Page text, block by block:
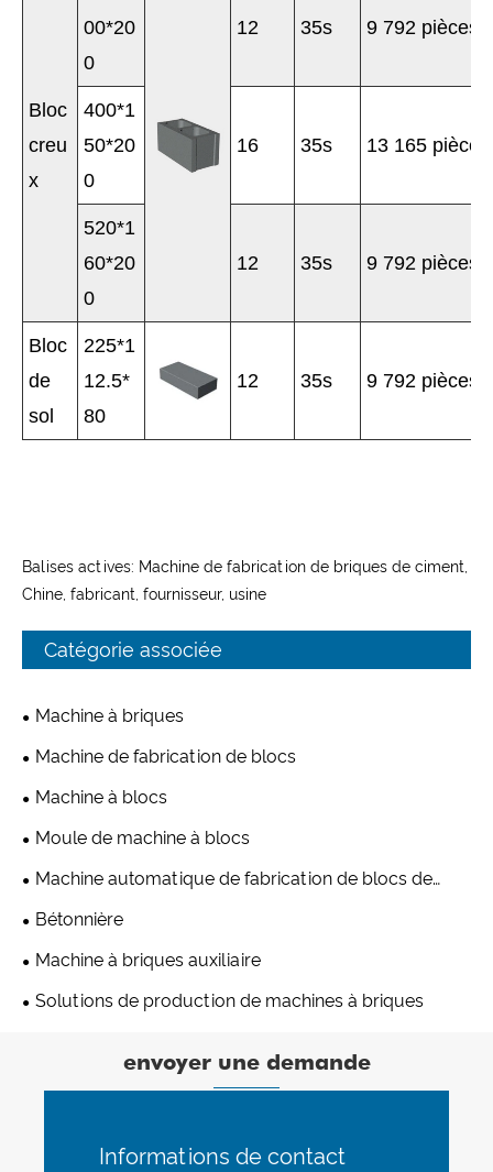
Bloc
creu
x
00*20
0
12 35s 9 792 pièces
400*1
50*20
0
16 35s 13 165 pièces
520*1
60*20
0
12 35s 9 792 pièces
Bloc
de
sol
225*1
12.5*
80
12 35s 9 792 pièces
Balises actives: Machine de fabrication de briques de ciment,
Chine, fabricant, fournisseur, usine
Catégorie associée
Machine à briques
Machine de fabrication de blocs
Machine à blocs
Moule de machine à blocs
Machine automatique de fabrication de blocs de
béton
Bétonnière
Machine à briques auxiliaire
Solutions de production de machines à briques
envoyer une demande
Informations de contact